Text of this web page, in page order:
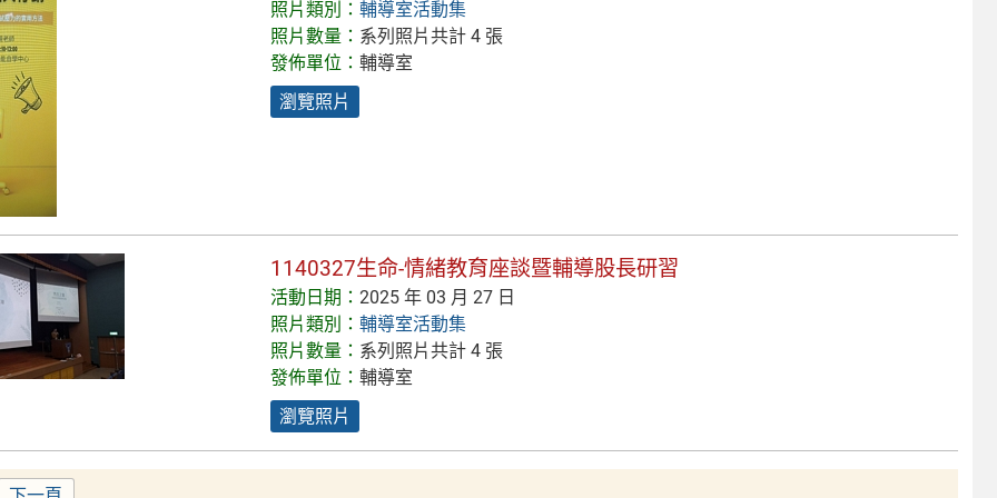
照片類別：輔導室活動集
照片數量： 系列照片共計 4 張
發佈單位：輔導室
瀏覽照片
1140327生命-情緒教育座談暨輔導股長研習
活動日期：2025 年 03 月 27 日
照片類別：輔導室活動集
照片數量： 系列照片共計 4 張
發佈單位：輔導室
瀏覽照片